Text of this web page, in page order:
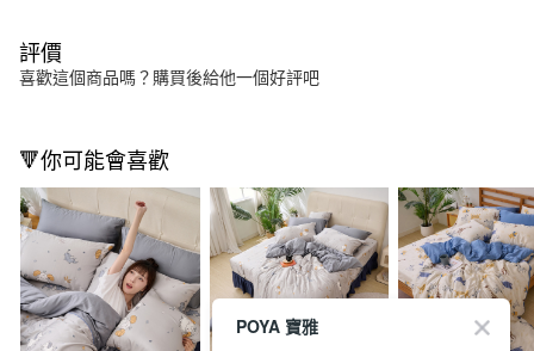
評價
喜歡這個商品嗎？購買後給他一個好評吧
🔻你可能會喜歡
POYA 寶雅